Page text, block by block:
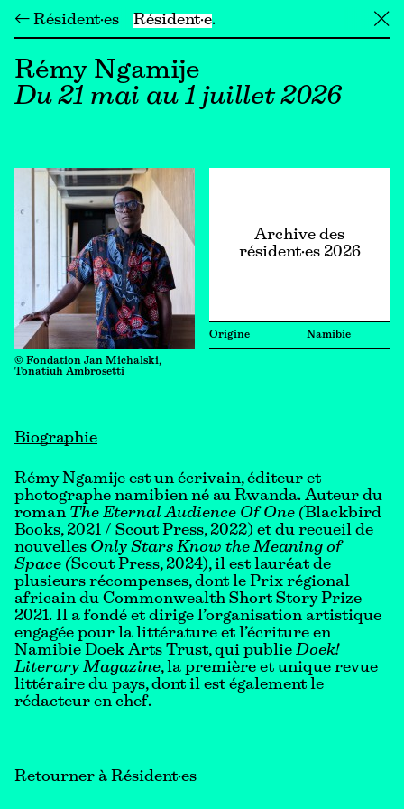
← Résident·es Résident·e ╳
Rémy Ngamije
Du 21 mai au 1 juillet 2026
© Fondation Jan Michalski,
Tonatiuh Ambrosetti
Archive des
résident·es 2026
Origine Namibie
Biographie
Rémy Ngamije est un écrivain, éditeur et
photographe namibien né au Rwanda. Auteur du
roman The Eternal Audience Of One (Blackbird
Books, 2021 / Scout Press, 2022) et du recueil de
nouvelles Only Stars Know the Meaning of
Space (Scout Press, 2024), il est lauréat de
plusieurs récompenses, dont le Prix régional
africain du Commonwealth Short Story Prize
2021. Il a fondé et dirige l’organisation artistique
engagée pour la littérature et l’écriture en
Namibie Doek Arts Trust, qui publie Doek!
Literary Magazine, la première et unique revue
littéraire du pays, dont il est également le
rédacteur en chef.
Retourner à Résident·es